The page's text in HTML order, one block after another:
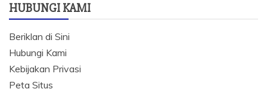
HUBUNGI KAMI
Beriklan di Sini
Hubungi Kami
Kebijakan Privasi
Peta Situs